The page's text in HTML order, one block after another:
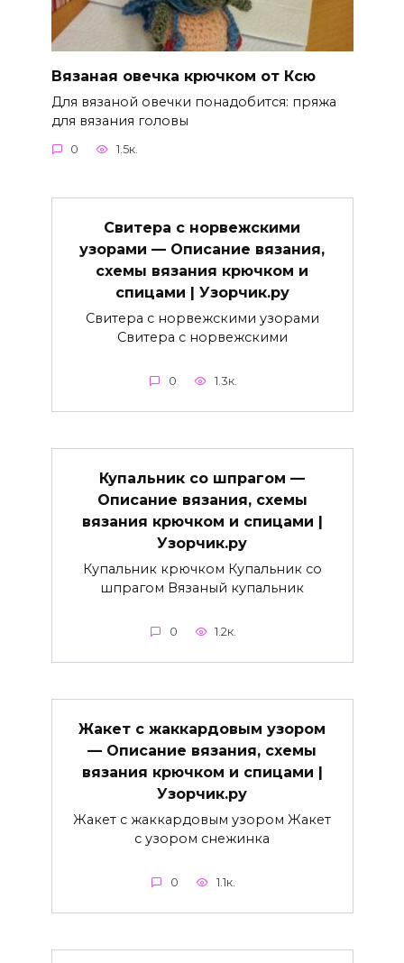
Вязаная овечка крючком от Ксю
Для вязаной овечки понадобится: пряжа
для вязания головы
0 1.5к.
Свитера с норвежскими
узорами — Описание вязания,
схемы вязания крючком и
спицами | Узорчик.ру
Свитера с норвежскими узорами
Свитера с норвежскими
0 1.3к.
Купальник со шпрагом —
Описание вязания, схемы
вязания крючком и спицами |
Узорчик.ру
Купальник крючком Купальник со
шпрагом Вязаный купальник
0 1.2к.
Жакет с жаккардовым узором
— Описание вязания, схемы
вязания крючком и спицами |
Узорчик.ру
Жакет с жаккардовым узором Жакет
с узором снежинка
0 1.1к.